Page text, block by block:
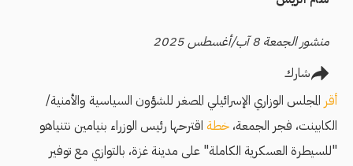
منشور الجمعة 8 آب/أغسطس 2025
شارك
أقر المجلس الوزاري الإسرائيلي المصغر للشؤون السياسية والأمنية/
الكابينت، فجر الجمعة، خطة اقترحها رئيس الوزراء بنيامين نتنياهو
"للسيطرة العسكرية الكاملة" على مدينة غزة، بالتوازي مع توفير